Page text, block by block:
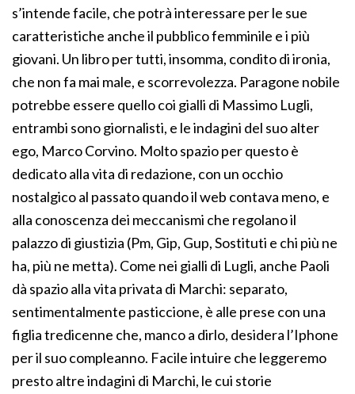
s’intende facile, che potrà interessare per le sue
caratteristiche anche il pubblico femminile e i più
giovani. Un libro per tutti, insomma, condito di ironia,
che non fa mai male, e scorrevolezza. Paragone nobile
potrebbe essere quello coi gialli di Massimo Lugli,
entrambi sono giornalisti, e le indagini del suo alter
ego, Marco Corvino. Molto spazio per questo è
dedicato alla vita di redazione, con un occhio
nostalgico al passato quando il web contava meno, e
alla conoscenza dei meccanismi che regolano il
palazzo di giustizia (Pm, Gip, Gup, Sostituti e chi più ne
ha, più ne metta). Come nei gialli di Lugli, anche Paoli
dà spazio alla vita privata di Marchi: separato,
sentimentalmente pasticcione, è alle prese con una
figlia tredicenne che, manco a dirlo, desidera l’Iphone
per il suo compleanno. Facile intuire che leggeremo
presto altre indagini di Marchi, le cui storie